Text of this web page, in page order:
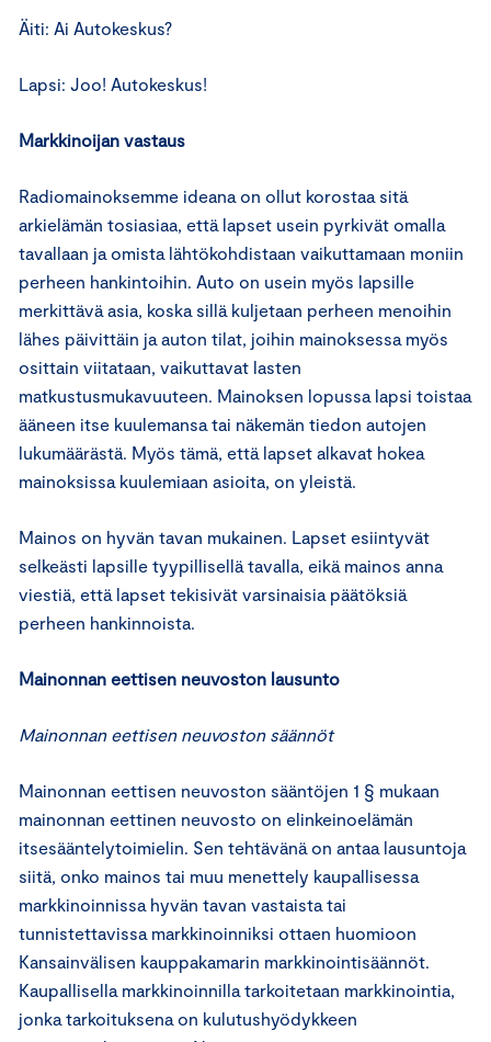
Äiti: Ai Autokeskus?
Lapsi: Joo! Autokeskus!
Markkinoijan vastaus
Radiomainoksemme ideana on ollut korostaa sitä
arkielämän tosiasiaa, että lapset usein pyrkivät omalla
tavallaan ja omista lähtökohdistaan vaikuttamaan moniin
perheen hankintoihin. Auto on usein myös lapsille
merkittävä asia, koska sillä kuljetaan perheen menoihin
lähes päivittäin ja auton tilat, joihin mainoksessa myös
osittain viitataan, vaikuttavat lasten
matkustusmukavuuteen. Mainoksen lopussa lapsi toistaa
ääneen itse kuulemansa tai näkemän tiedon autojen
lukumäärästä. Myös tämä, että lapset alkavat hokea
mainoksissa kuulemiaan asioita, on yleistä.
Mainos on hyvän tavan mukainen. Lapset esiintyvät
selkeästi lapsille tyypillisellä tavalla, eikä mainos anna
viestiä, että lapset tekisivät varsinaisia päätöksiä
perheen hankinnoista.
Mainonnan eettisen neuvoston lausunto
Mainonnan eettisen neuvoston säännöt
Mainonnan eettisen neuvoston sääntöjen 1 § mukaan
mainonnan eettinen neuvosto on elinkeinoelämän
itsesääntelytoimielin. Sen tehtävänä on antaa lausuntoja
siitä, onko mainos tai muu menettely kaupallisessa
markkinoinnissa hyvän tavan vastaista tai
tunnistettavissa markkinoinniksi ottaen huomioon
Kansainvälisen kauppakamarin markkinointisäännöt.
Kaupallisella markkinoinnilla tarkoitetaan markkinointia,
jonka tarkoituksena on kulutushyödykkeen